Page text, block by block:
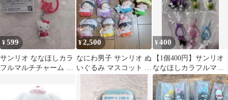
¥599
サンリオ ななほしカラ
フルマルチチャーム ハ
¥2,500
なにわ男子 サンリオ ぬ
いぐるみ マスコット 7
種セット
¥400
【1個400円】サンリオ
ななほしカラフルマル
チチャーム バラ売り、
まとめ売り可